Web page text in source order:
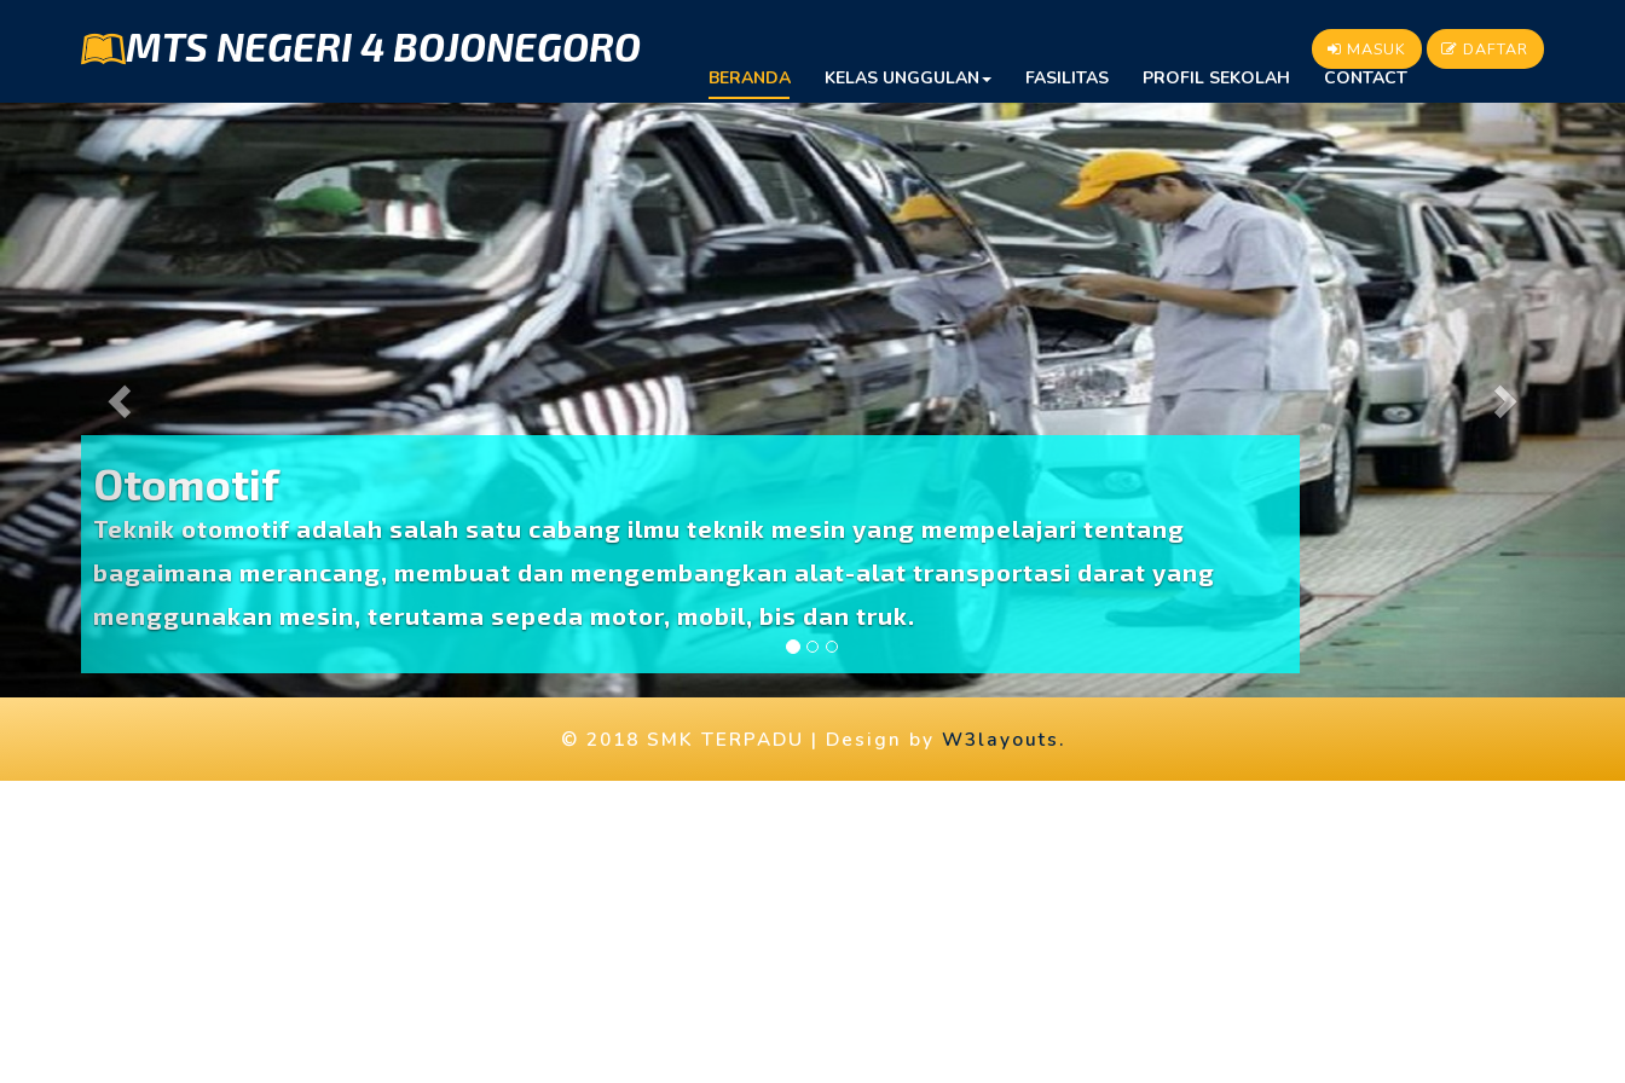
MTS NEGERI 4 BOJONEGORO MASUK DAFTAR
BERANDA KELAS UNGGULAN FASILITAS PROFIL SEKOLAH CONTACT
Otomotif
Teknik otomotif adalah salah satu cabang ilmu teknik mesin yang mempelajari tentang
bagaimana merancang, membuat dan mengembangkan alat-alat transportasi darat yang
menggunakan mesin, terutama sepeda motor, mobil, bis dan truk.
Previous Next
© 2018 SMK TERPADU | Design by W3layouts.